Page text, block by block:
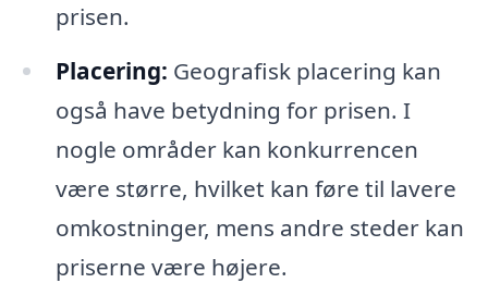
prisen.
Placering: Geografisk placering kan
også have betydning for prisen. I
nogle områder kan konkurrencen
være større, hvilket kan føre til lavere
omkostninger, mens andre steder kan
priserne være højere.